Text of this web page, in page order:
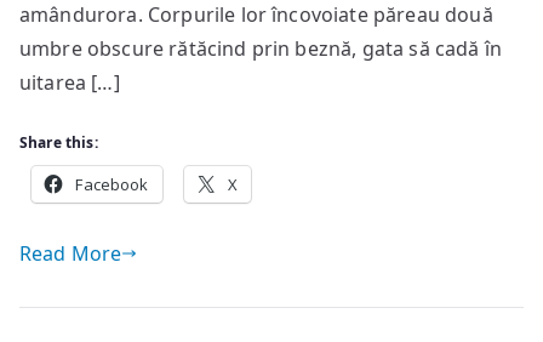
amândurora. Corpurile lor încovoiate păreau două
umbre obscure rătăcind prin beznă, gata să cadă în
uitarea […]
Share this:
Facebook X
Read More